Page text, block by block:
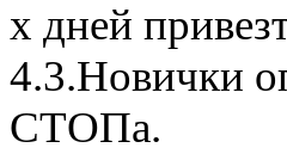
х дней
4.3.Новички
СТОПа.